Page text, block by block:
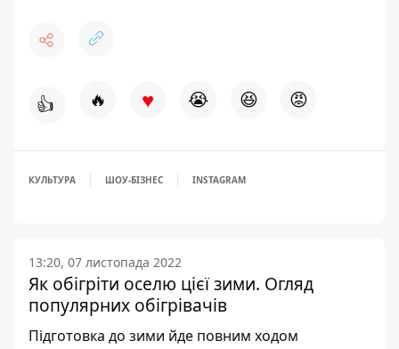
👍 🔥 ♥ 😭 😆 😡
КУЛЬТУРА ШОУ-БІЗНЕС INSTAGRAM
13:20, 07 листопада 2022
Як обігріти оселю цієї зими. Огляд
популярних обігрівачів
Підготовка до зими йде повним ходом